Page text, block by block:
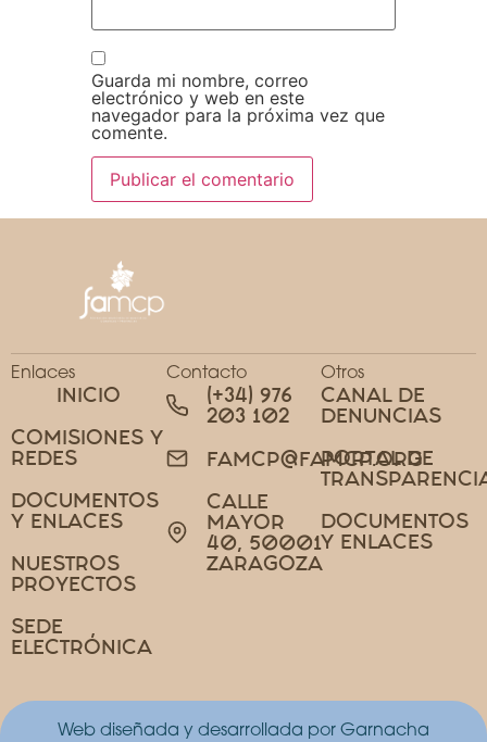
Guarda mi nombre, correo
electrónico y web en este
navegador para la próxima vez que
comente.
Enlaces
INICIO
COMISIONES Y
REDES
DOCUMENTOS
Y ENLACES
NUESTROS
PROYECTOS
SEDE
ELECTRÓNICA
Contacto
(+34) 976
203 102
FAMCP@FAMCP.ORG
CALLE
MAYOR
40, 50001
ZARAGOZA
Otros
CANAL DE
DENUNCIAS
PORTAL DE
DOCUMENTOS
Y ENLACES
Web diseñada y desarrollada por Garnacha